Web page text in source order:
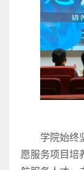
学院始终
愿服务项目培